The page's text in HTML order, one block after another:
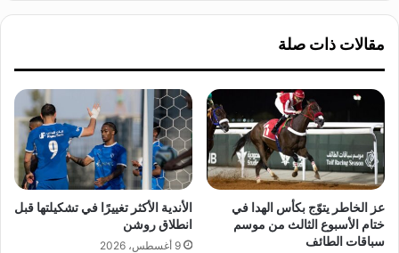
م
ب
ي
ن
ا
ل
ط
ن
ي
ل
ل
م
ل
ك
ل
ك
مقالات ذات صلة
عز الخاطر يتوّج بكأس الهدا في
ختام الأسبوع الثالث من موسم
سباقات الطائف
الأندية الأكثر تغييرًا في تشكيلتها قبل
انطلاق روشن
9 أغسطس، 2026